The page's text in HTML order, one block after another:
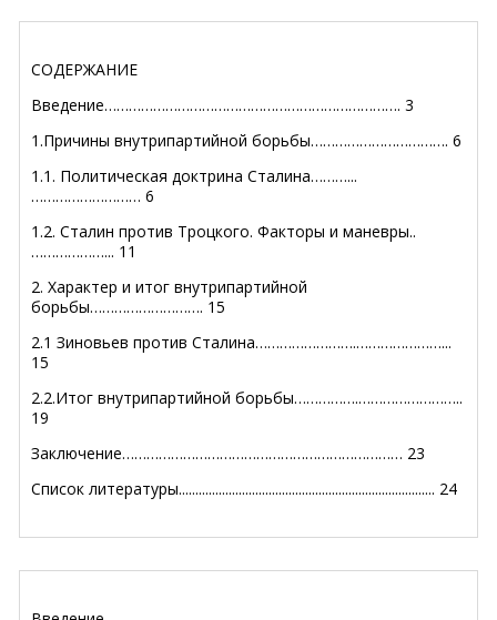
СОДЕРЖАНИЕ
Введение………………………………………………………………. 3
1.Причины внутрипартийной борьбы……………………………. 6
1.1. Политическая доктрина Сталина………...
……………………… 6
1.2. Сталин против Троцкого. Факторы и маневры..
………………... 11
2. Характер и итог внутрипартийной
борьбы………………………. 15
2.1 Зиновьев против Сталина…………………….…………………...
15
2.2.Итог внутрипартийной борьбы…………….……………………..
19
Заключение…………………………………………………………… 23
Список литературы............................................................................. 24